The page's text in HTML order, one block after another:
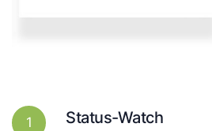
1 Status-Watch